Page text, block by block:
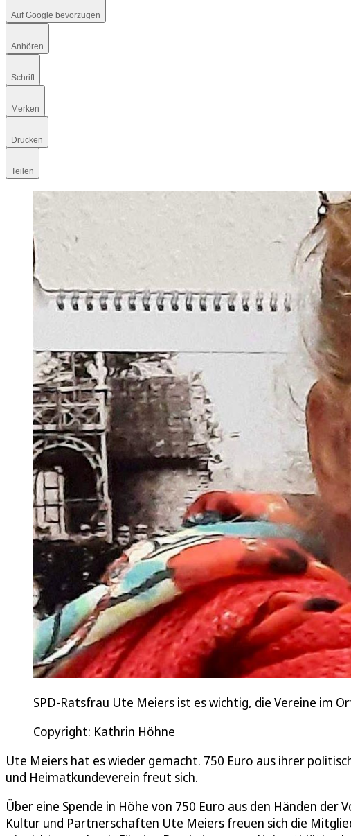
Auf Google bevorzugen
Anhören
Schrift
Merken
Drucken
Teilen
SPD-Ratsfrau Ute Meiers ist es wichtig, die Vereine im
Copyright: Kathrin Höhne
Ute Meiers hat es wieder gemacht. 750 Euro aus ihrer
und Heimatkundeverein freut sich.
Über eine Spende in Höhe von 750 Euro aus den Händen der
Kultur und Partnerschaften Ute Meiers freuen sich die